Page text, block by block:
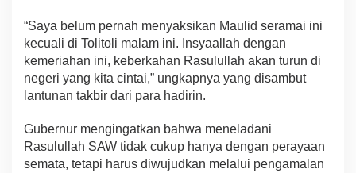
“Saya belum pernah menyaksikan Maulid seramai ini
kecuali di Tolitoli malam ini. Insyaallah dengan
kemeriahan ini, keberkahan Rasulullah akan turun di
negeri yang kita cintai,” ungkapnya yang disambut
lantunan takbir dari para hadirin.
Gubernur mengingatkan bahwa meneladani
Rasulullah SAW tidak cukup hanya dengan perayaan
semata, tetapi harus diwujudkan melalui pengamalan